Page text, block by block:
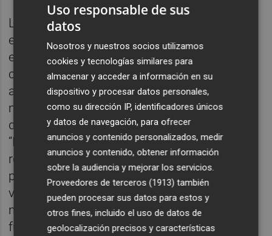
La reunión, de momento, se ha centrado
exclusivamente en recuperar el directo. Los
ensayos han estado dedicados casi por
completo a reaprender el repertorio y volver
a construir una dinámica colectiva entre
músicos que llevaban décadas
desarrollando vidas y proyectos separados.
“No nos ha dado tiempo para nada más —
responde cuando se le pregunta por
posibles canciones nuevas—. Tenemos que
volvernos a conocer y tenemos que ver si
nos apetece”. Además, existe otro factor
fundamental: la mayoría de composiciones
Uso responsable de sus
datos
Nosotros y nuestros socios utilizamos
cookies y tecnologías similares para
almacenar y acceder a información en su
dispositivo y procesar datos personales,
como su dirección IP, identificadores únicos
y datos de navegación, para ofrecer
anuncios y contenido personalizados, medir
anuncios y contenido, obtener información
sobre la audiencia y mejorar los servicios.
Proveedores de terceros (1913) también
pueden procesar sus datos para estos y
otros fines, incluido el uso de datos de
geolocalización precisos y características